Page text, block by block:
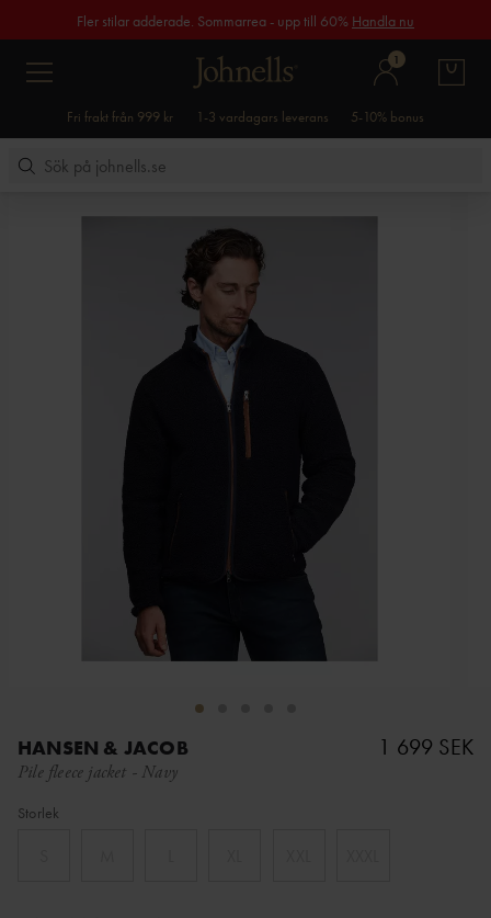
Fler stilar adderade. Sommarrea - upp till 60% Handla nu
1
Fri frakt från 999 kr 1-3 vardagars leverans 5-10% bonus
HANSEN & JACOB
Pile fleece jacket - Navy
1 699 SEK
Storlek